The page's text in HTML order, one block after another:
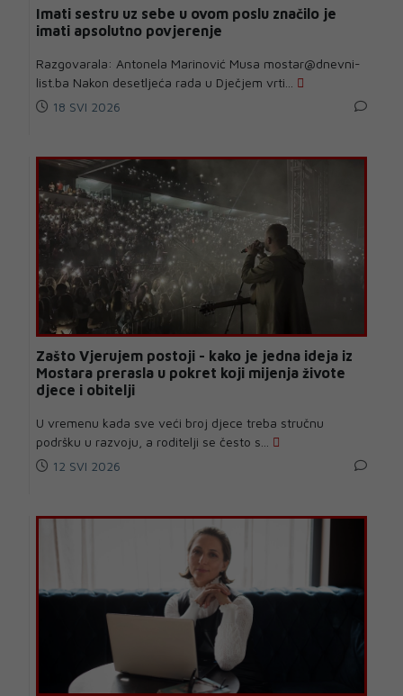
Imati sestru uz sebe u ovom poslu značilo je
imati apsolutno povjerenje
Razgovarala: Antonela Marinović Musa mostar@dnevni-
list.ba Nakon desetljeća rada u Dječjem vrti...
18 SVI 2026
Zašto Vjerujem postoji - kako je jedna ideja iz
Mostara prerasla u pokret koji mijenja živote
djece i obitelji
U vremenu kada sve veći broj djece treba stručnu
podršku u razvoju, a roditelji se često s...
12 SVI 2026